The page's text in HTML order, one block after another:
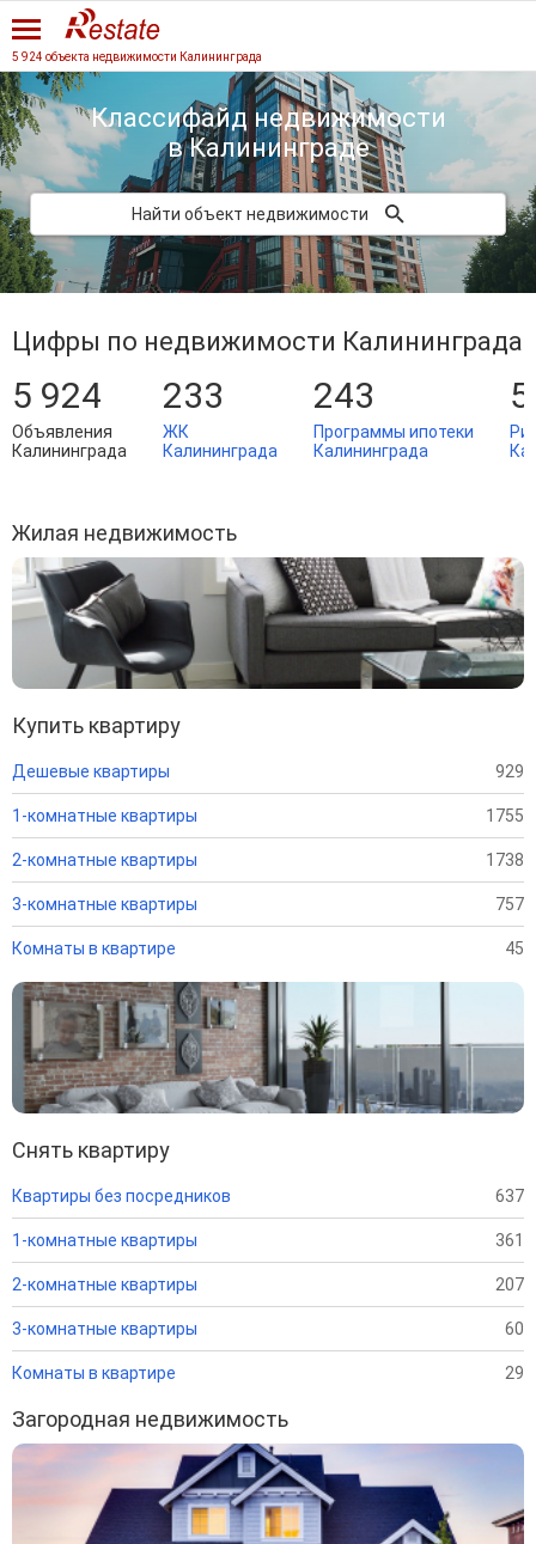
5 924 объекта недвижимости Калининграда
Классифайд недвижимости
в Калининграде
Найти объект недвижимости
Цифры по недвижимости Калининграда
5 924
Объявления
Калининграда
233
ЖК
Калининграда
243
Программы ипотеки
Калининграда
Жилая недвижимость
Купить квартиру
Дешевые квартиры 929
1-комнатные квартиры 1755
2-комнатные квартиры 1738
3-комнатные квартиры 757
Комнаты в квартире 45
Снять квартиру
Квартиры без посредников 637
1-комнатные квартиры 361
2-комнатные квартиры 207
3-комнатные квартиры 60
Комнаты в квартире 29
Загородная недвижимость